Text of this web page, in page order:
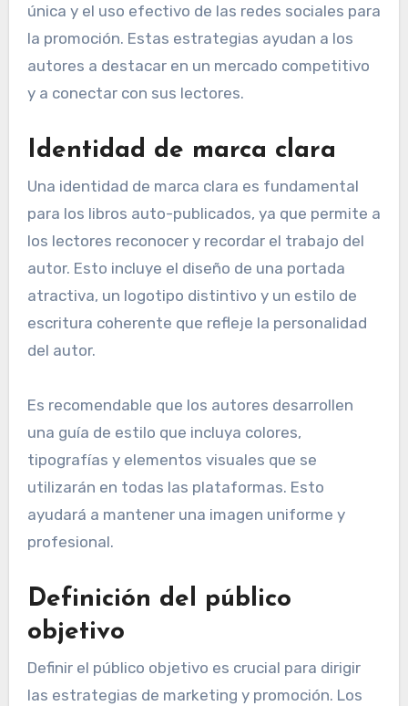
única y el uso efectivo de las redes sociales para
la promoción. Estas estrategias ayudan a los
autores a destacar en un mercado competitivo
y a conectar con sus lectores.
Identidad de marca clara
Una identidad de marca clara es fundamental
para los libros auto-publicados, ya que permite a
los lectores reconocer y recordar el trabajo del
autor. Esto incluye el diseño de una portada
atractiva, un logotipo distintivo y un estilo de
escritura coherente que refleje la personalidad
del autor.
Es recomendable que los autores desarrollen
una guía de estilo que incluya colores,
tipografías y elementos visuales que se
utilizarán en todas las plataformas. Esto
ayudará a mantener una imagen uniforme y
profesional.
Definición del público
objetivo
Definir el público objetivo es crucial para dirigir
las estrategias de marketing y promoción. Los